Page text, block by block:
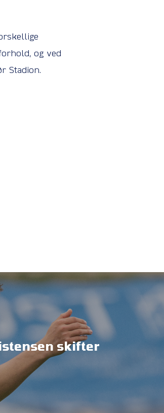
og ved
Stadion.
skifter